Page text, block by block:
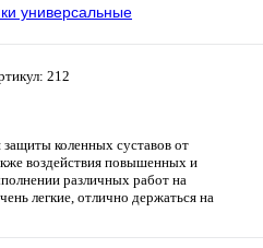
212
коленных суставов от
воздействия повышенных и
различных работ на
легкие, отлично держаться на